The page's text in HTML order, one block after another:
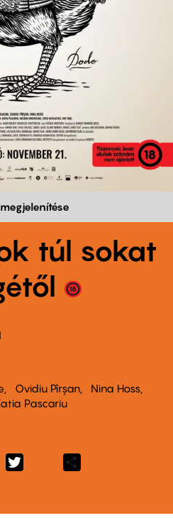
túl sokat
Ovidiu Pîrșan
Nina Hoss
Pascariu